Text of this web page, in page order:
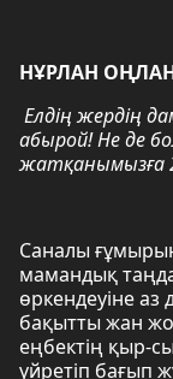
НҰРЛАН
Елдің жердің
абырой! Не де
жатқанымызға
Саналы
мамандық
өркендеуіне аз
бақытты жан
еңбектің қыр-
үйретіп бағып